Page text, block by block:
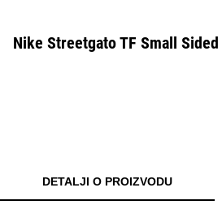
Nike Streetgato TF Small Sided
DETALJI O PROIZVODU